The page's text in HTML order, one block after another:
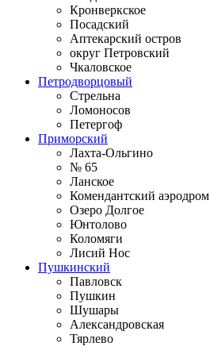
Кронверкское
Посадский
Аптекарский остров
округ Петровский
Чкаловское
Петродворцовый
Стрельна
Ломоносов
Петергоф
Приморский
Лахта-Ольгино
№ 65
Ланское
Комендантский аэродром
Озеро Долгое
Юнтолово
Коломяги
Лисий Нос
Пушкинский
Павловск
Пушкин
Шушары
Александровская
Тярлево